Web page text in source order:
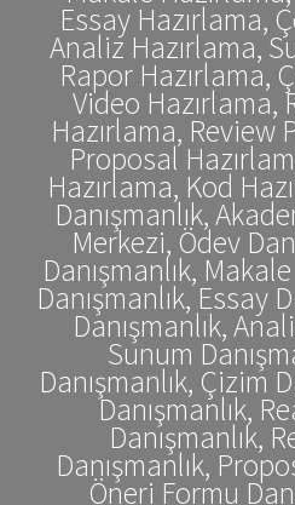
Essay Hazırlama,
Analiz Hazırlama,
Rapor Hazırlama,
Video Hazırlama,
Hazırlama, Review
Proposal
Hazırlama, Kod
Danışmanlık,
Merkezi, Ödev
Danışmanlık,
Danışmanlık, Essay
Danışmanlık,
Sunum
Danışmanlık, Çizim
Danışmanlık,
Danışmanlık,
Danışmanlık,
Öneri Formu